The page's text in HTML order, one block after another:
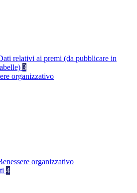
relativi ai premi (da pubblicare in
3
organizzativo
organizzativo
4